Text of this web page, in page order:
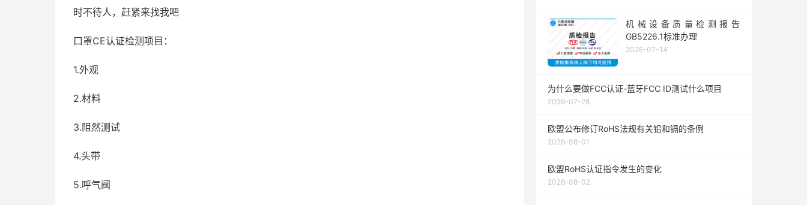
时不待人，赶紧来找我吧
口罩CE认证检测项目：
1.外观
2.材料
3.阻然测试
4.头带
5.呼气阀
机械设备质量检测报告
GB5226.1标准办理
2026-07-14
为什么要做FCC认证-蓝牙FCC ID测试什么项目
2026-07-28
欧盟公布修订RoHS法规有关铅和镉的条例
2026-08-01
欧盟RoHS认证指令发生的变化
2026-08-02